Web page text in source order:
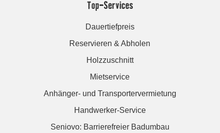
Top-Services
Dauertiefpreis
Reservieren & Abholen
Holzzuschnitt
Mietservice
Anhänger- und Transportervermietung
Handwerker-Service
Seniovo: Barrierefreier Badumbau